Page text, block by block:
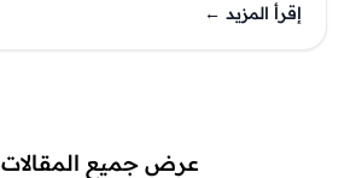
إقرأ المزيد ←
عرض جميع المقالات